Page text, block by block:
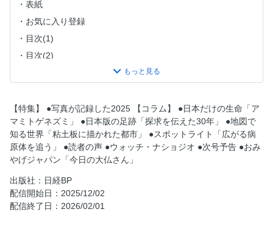
表紙
お気に入り登録
目次(1)
目次(2)
フォーカス(3)
寄稿者たちの横顔
写真が記録した2025
アマミトゲネズミ
探求を伝えた30年
粘土板に描かれた都市
広がる病原体を追う
【特集】 ●写真が記録した2025 【コラム】 ●日本だけの生命「ア
マミトゲネズミ」 ●日本版の足跡「探求を伝えた30年」 ●地図で
知る世界「粘土板に描かれた都市」 ●スポットライト「広がる病
原体を追う」 ●読者の声 ●ウォッチ・ナショジオ ●次号予告 ●おみ
やげジャパン「今日の大仏さん」
出版社：日経BP
配信開始日：2025/12/02
配信終了日：2026/02/01